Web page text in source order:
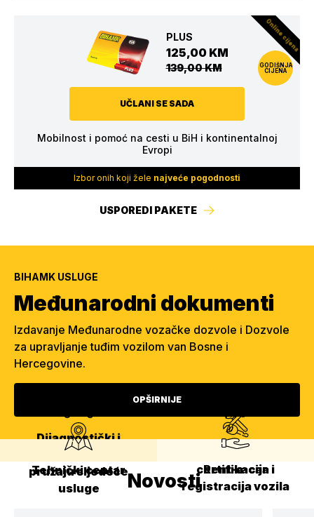
Online cijena
GODIŠNJA
CIJENA
PLUS
125,00 KM
139,00 KM
UČLANI SE SADA
Mobilnost i pomoć na cesti u BiH i kontinentalnoj
Evropi
Izbor onih koji žele najveće pogodnosti
USPOREDI PAKETE
BIHAMK USLUGE
Međunarodni dokumenti
Izdavanje Međunarodne vozačke dozvole i Dozvole
za upravljanje tuđim vozilom van Bosne i
Hercegovine.
OPŠIRNIJE
Dijagnostički i
servisni centar
pružaju sljedeće
usluge
Homologacija,
certifikacija i
registracija vozila
Tehnički centar Rent-a-car
Novosti